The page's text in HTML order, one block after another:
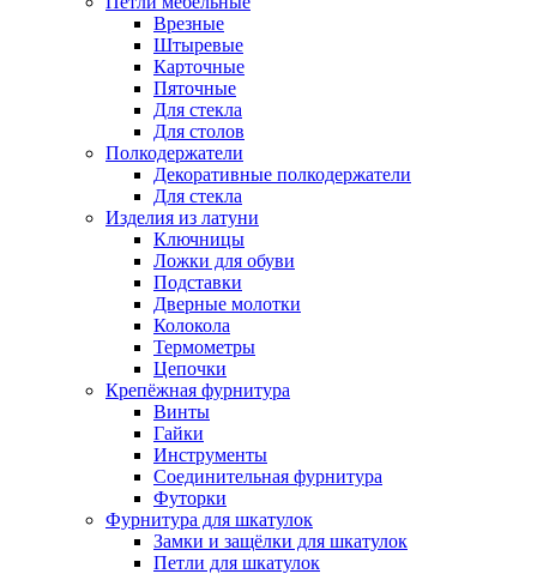
Врезные
Штыревые
Карточные
Пяточные
Для стекла
Для столов
Полкодержатели
Декоративные полкодержатели
Для стекла
Изделия из латуни
Ключницы
Ложки для обуви
Подставки
Дверные молотки
Колокола
Термометры
Цепочки
Крепёжная фурнитура
Винты
Гайки
Инструменты
Соединительная фурнитура
Футорки
Фурнитура для шкатулок
Замки и защёлки для шкатулок
Петли для шкатулок